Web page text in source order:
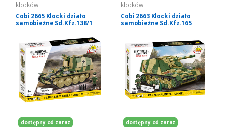
klocków
Cobi 2665 Klocki działo
samobieżne Sd.Kfz.138/1
dostępny od zaraz
klocków
Cobi 2663 Klocki działo
samobieżne Sd.Kfz.165
dostępny od zaraz